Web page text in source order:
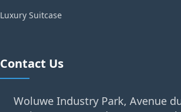
Luxury Suitcase
Contact Us
Woluwe Industry Park, Avenue